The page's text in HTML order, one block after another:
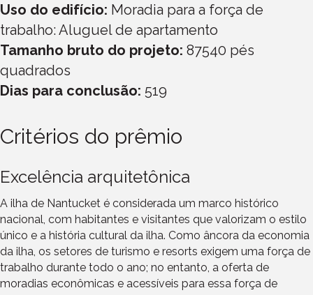
Uso do edifício: Moradia para a força de
trabalho: Aluguel de apartamento
Tamanho bruto do projeto: 87540 pés
quadrados
Dias para conclusão: 519
Critérios do prêmio
Excelência arquitetônica
A ilha de Nantucket é considerada um marco histórico
nacional, com habitantes e visitantes que valorizam o estilo
único e a história cultural da ilha. Como âncora da economia
da ilha, os setores de turismo e resorts exigem uma força de
trabalho durante todo o ano; no entanto, a oferta de
moradias econômicas e acessíveis para essa força de